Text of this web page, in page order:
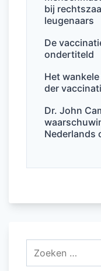
bij
leugenaars
De
ondertiteld
Het
der
Dr. John
Nederlands
k
Zoeken